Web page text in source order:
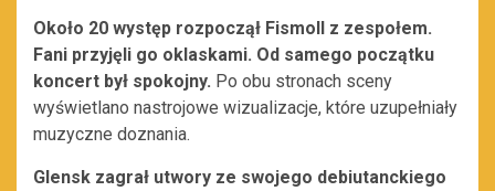
Około 20 występ rozpoczął Fismoll z zespołem.
Fani przyjęli go oklaskami. Od samego początku
koncert był spokojny. Po obu stronach sceny
wyświetlano nastrojowe wizualizacje, które uzupełniały
muzyczne doznania.
Glensk zagrał utwory ze swojego debiutanckiego